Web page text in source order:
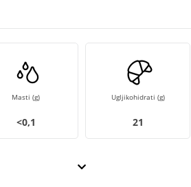
Masti (g)
<0,1
Ugljikohidrati (g)
21